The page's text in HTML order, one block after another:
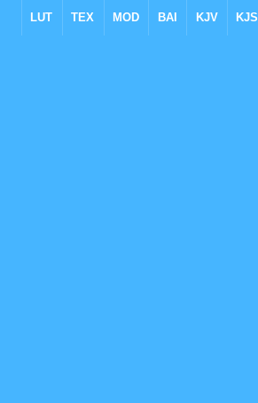
LUT TEX MOD BAI KJV KJS